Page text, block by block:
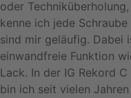
oder
kenne ich jede
sind mir geläufig. Dabei
einwandfreie Funktion
Lack. In der IG Rekord
bin ich seit vielen